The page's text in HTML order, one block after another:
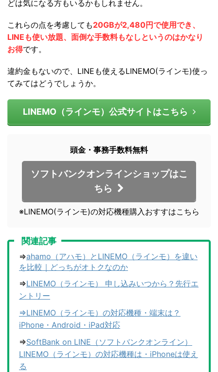
どは気になる方もいるかもしれません。
これらの点を考慮しても20GBが2,480円で使用でき、
LINEも使い放題、面倒な手数料もなしというのはかなり
お得です。
違約金もないので、LINEも使えるLINEMO(ラインモ)使っ
てみてはどうでしょうか。
LINEMO（ラインモ）公式サイトはこちら
頭金・事務手数料無料
ソフトバンクオンラインショップはこ
ちら
※LINEMO(ラインモ)の対応機種購入おすすはこちら
関連記事
⇒ahamo（アハモ）とLINEMO（ラインモ）を違い
を比較｜どっちがオトクなのか
⇒LINEMO（ラインモ） 申し込みいつから？先行エ
ントリー
⇒LINEMO（ラインモ）の対応機種・端末は？
iPhone・Android・iPad対応
⇒SoftBank on LINE（ソフトバンクオンライン）
LINEMO（ラインモ）の対応機種は・iPhoneは使え
る